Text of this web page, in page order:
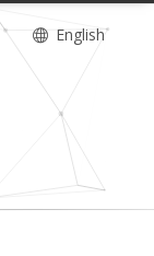
English